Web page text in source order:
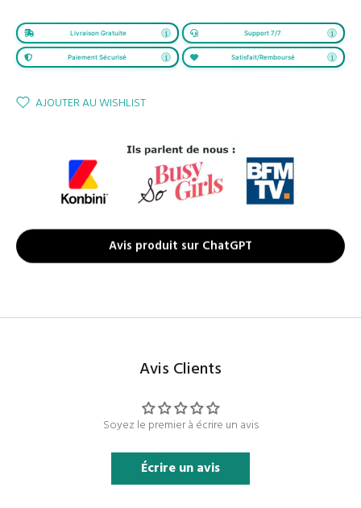
Livraison Gratuite Support 7/7
Paiement Sécurisé Satisfait/Remboursé
AJOUTER AU WISHLIST
Avis produit sur ChatGPT
Avis Clients
Soyez le premier à écrire un avis
Écrire un avis